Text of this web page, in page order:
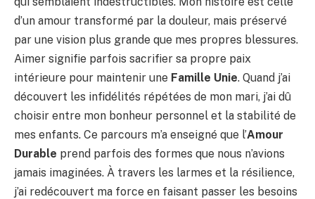
d’un amour transformé par la douleur, mais préservé
par une vision plus grande que mes propres blessures.
Aimer signifie parfois sacrifier sa propre paix
intérieure pour maintenir une Famille Unie. Quand j’ai
découvert les infidélités répétées de mon mari, j’ai dû
choisir entre mon bonheur personnel et la stabilité de
mes enfants. Ce parcours m’a enseigné que l’Amour
Durable prend parfois des formes que nous n’avions
jamais imaginées. À travers les larmes et la résilience,
j’ai redécouvert ma force en faisant passer les besoins